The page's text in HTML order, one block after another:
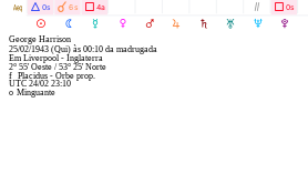
M N O P Q R S T U V
l Á 0s À 6s 4a Ò 0s
George Harrison
25/02/1943 (Qui) às 00:10 da madrugada
EmLiverpool - Inglaterra
2° 55' Oeste/53° 25' Norte
f Placidus - Orbe prop.
UTC 24/02 23:10
Minguante
o